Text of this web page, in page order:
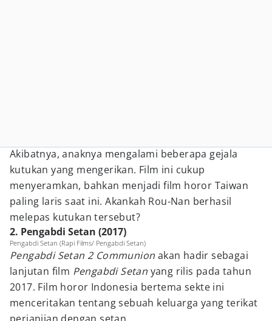
Akibatnya, anaknya mengalami beberapa gejala
kutukan yang mengerikan. Film ini cukup
menyeramkan, bahkan menjadi film horor Taiwan
paling laris saat ini. Akankah Rou-Nan berhasil
melepas kutukan tersebut?
2. Pengabdi Setan (2017)
Pengabdi Setan (Rapi Films/ Pengabdi Setan)
Pengabdi Setan 2 Communion akan hadir sebagai
lanjutan film Pengabdi Setan yang rilis pada tahun
2017. Film horor Indonesia bertema sekte ini
menceritakan tentang sebuah keluarga yang terikat